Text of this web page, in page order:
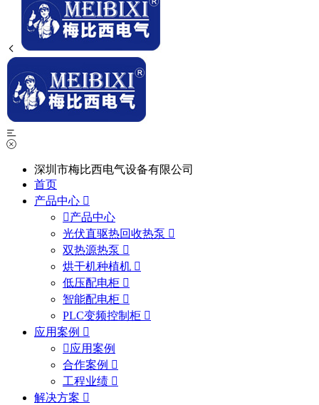
深圳市梅比西电气设备有限公司
首页
产品中心
产品中心
光伏直驱热回收热泵
双热源热泵
烘干机种植机
低压配电柜
智能配电柜
PLC变频控制柜
应用案例
应用案例
合作案例
工程业绩
解决方案